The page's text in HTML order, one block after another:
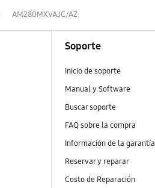
AM280MXVAJC/AZ
Soporte
Inicio de soporte
Manual y Software
Buscar soporte
FAQ sobre la compra
Información de la garantía
Reservar y reparar
Costo de Reparación